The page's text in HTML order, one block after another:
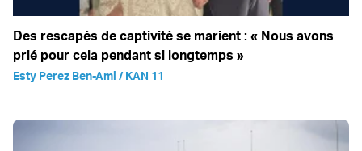
Des rescapés de captivité se marient : « Nous avons
prié pour cela pendant si longtemps »
Esty Perez Ben-Ami / KAN 11